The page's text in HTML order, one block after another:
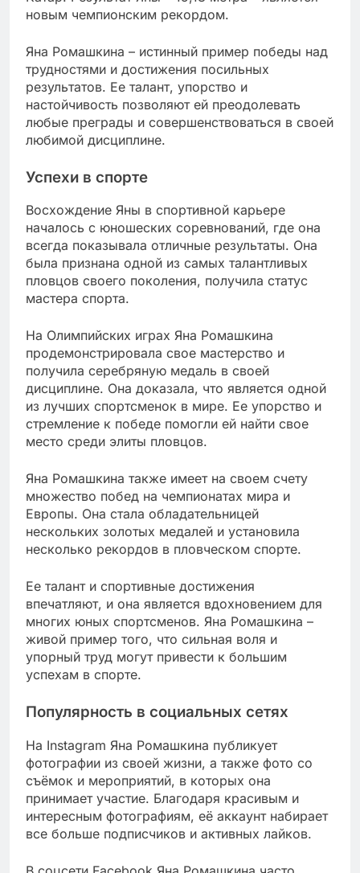
новым чемпионским рекордом.
Яна Ромашкина – истинный пример победы над
трудностями и достижения посильных
результатов. Ее талант, упорство и
настойчивость позволяют ей преодолевать
любые преграды и совершенствоваться в своей
любимой дисциплине.
Успехи в спорте
Восхождение Яны в спортивной карьере
началось с юношеских соревнований, где она
всегда показывала отличные результаты. Она
была признана одной из самых талантливых
пловцов своего поколения, получила статус
мастера спорта.
На Олимпийских играх Яна Ромашкина
продемонстрировала свое мастерство и
получила серебряную медаль в своей
дисциплине. Она доказала, что является одной
из лучших спортсменок в мире. Ее упорство и
стремление к победе помогли ей найти свое
место среди элиты пловцов.
Яна Ромашкина также имеет на своем счету
множество побед на чемпионатах мира и
Европы. Она стала обладательницей
нескольких золотых медалей и установила
несколько рекордов в пловческом спорте.
Ее талант и спортивные достижения
впечатляют, и она является вдохновением для
многих юных спортсменов. Яна Ромашкина –
живой пример того, что сильная воля и
упорный труд могут привести к большим
успехам в спорте.
Популярность в социальных сетях
На Instagram Яна Ромашкина публикует
фотографии из своей жизни, а также фото со
съёмок и мероприятий, в которых она
принимает участие. Благодаря красивым и
интересным фотографиям, её аккаунт набирает
все больше подписчиков и активных лайков.